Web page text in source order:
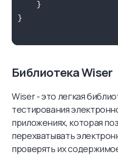
    }
}
Библиотека Wiser
Wiser - это легкая
тестирования
приложениях, которая
перехватывать
проверять их